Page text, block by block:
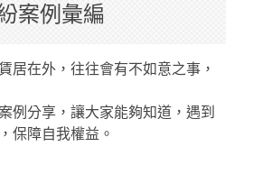
案例彙編
居在外，往往會有不如意之事，
例分享，讓大家能夠知道，遇到
保障自我權益。